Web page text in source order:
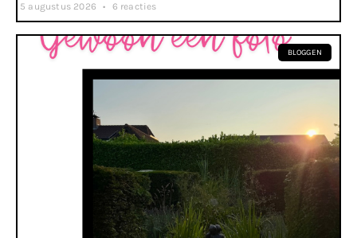
5 augustus 2026 6 reacties
BLOGGEN